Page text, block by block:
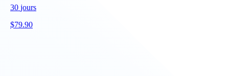
30 jours
$79.90